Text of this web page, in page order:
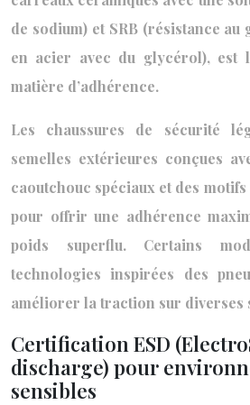
de sodium) et SRB (résistance au
en acier avec du glycérol), est
matière d’adhérence.
Les chaussures de sécurité
semelles extérieures conçues
caoutchouc spéciaux et des
pour offrir une adhérence
poids superflu. Certains
technologies inspirées des
améliorer la traction sur diverses
Certification ESD
discharge) pour
sensibles